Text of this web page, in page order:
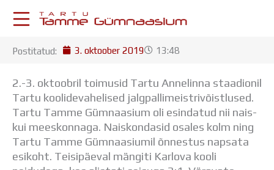
KESKKONNAD
Postkast
Drive
Tamme TV
Tamme Leht
Kooliraadio
Koorilaul
Postitatud: 3. oktoober 2019 13:48
2.-3. oktoobril toimusid Tartu Annelinna staadionil
Tartu koolidevahelised jalgpallimeistrivõistlused.
Tartu Tamme Gümnaasium oli esindatud nii nais-
kui meeskonnaga. Naiskondasid osales kolm ning
Tartu Tamme Gümnaasiumil õnnestus napsata
esikoht. Teisipäeval mängiti Karlova kooli